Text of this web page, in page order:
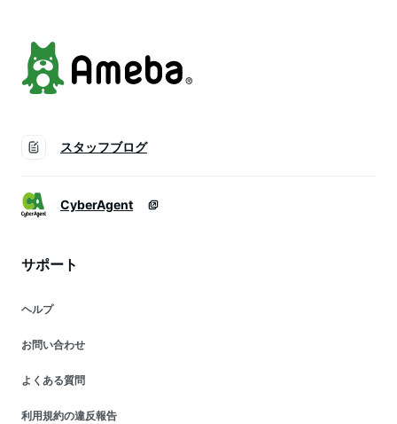
スタッフブログ
CyberAgent
サポート
ヘルプ
お問い合わせ
よくある質問
利用規約の違反報告